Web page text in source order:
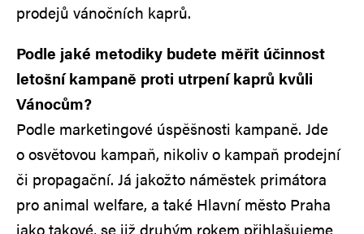
prodejů vánočních kaprů.
Podle jaké metodiky budete měřit účinnost
letošní kampaně proti utrpení kaprů kvůli
Vánocům?
Podle marketingové úspěšnosti kampaně. Jde
o osvětovou kampaň, nikoliv o kampaň prodejní
či propagační. Já jakožto náměstek primátora
pro animal welfare, a také Hlavní město Praha
jako takové, se již druhým rokem přihlašujeme